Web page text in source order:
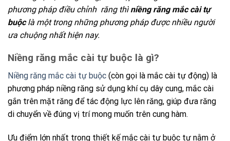
phương pháp điều chỉnh răng thì niềng răng mắc cài tự
buộclà một trong những phương pháp được nhiều người
ưa chuộng nhất hiện nay.
Niềng răng mắc cài tự buộc là gì?
Niềng răng mắc cài tự buộc (còn gọi là mắc cài tự động) là
phương pháp niềng răng sử dụng khí cụ dây cung, mắc cài
gắn trên mặt răng để tác động lực lên răng, giúp đưa răng
di chuyển về đúng vị trí mong muốn trên cung hàm.
Ưu điểm lớn nhất trong thiết kế mắc cài tự buộc tự nằm ở